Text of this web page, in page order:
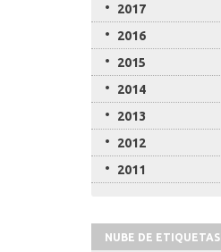
2017
2016
2015
2014
2013
2012
2011
NUBE DE ETIQUETAS